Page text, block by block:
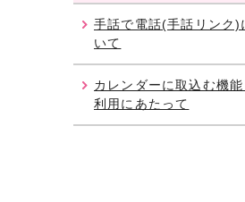
手話で電話(手話リンク)
いて
カレンダーに取込む機
利用にあたって